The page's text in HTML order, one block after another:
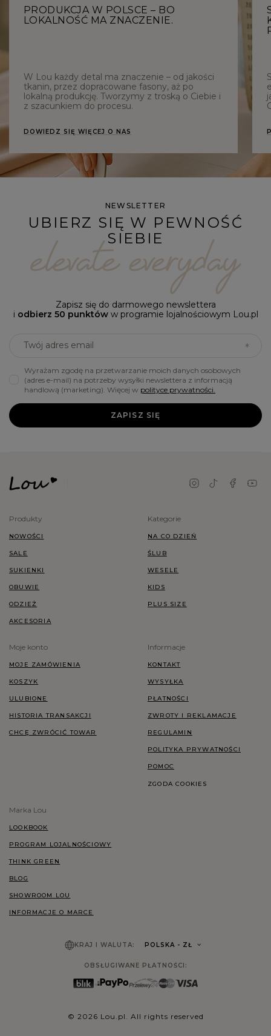
PRODUKCJA W POLSCE – BO
LOKALNOŚĆ MA ZNACZENIE.
W Lou każdy detal ma znaczenie – od jakości
tkanin, przez dopracowane fasony, aż po
lokalną produkcję. Tworzymy z troską o Ciebie i
z szacunkiem do procesu.
DOWIEDZ SIĘ WIĘCEJ O NAS
NEWSLETTER
UBIERZ SIĘ W PEWNOŚĆ
SIEBIE
Zapisz się do darmowego newslettera
i odbierz 50 punktóww programie lojalnościowym Lou.pl
Twój adres email
Wyrażam zgodę na przetwarzanie moich danych osobowych
(adres e-mail) na potrzeby wysyłki newslettera z informacją
handlową (marketing). Więcej w polityce prywatności.
ZAPISZ SIĘ
Produkty
NOWOŚCI
SALE
SUKIENKI
OBUWIE
ODZIEŻ
AKCESORIA
Kategorie
NA CO DZIEŃ
ŚLUB
WESELE
KIDS
PLUS SIZE
Moje konto
MOJE ZAMÓWIENIA
KOSZYK
ULUBIONE
HISTORIA TRANSAKCJI
CHCĘ ZWRÓCIĆ TOWAR
Informacje
KONTAKT
WYSYŁKA
PŁATNOŚCI
ZWROTY I REKLAMACJE
REGULAMIN
POLITYKA PRYWATNOŚCI
POMOC
ZGODA COOKIES
Marka Lou
LOOKBOOK
PROGRAM LOJALNOŚCIOWY
THINK GREEN
BLOG
SHOWROOM LOU
INFORMACJE O MARCE
KRAJ I WALUTA: POLSKA - ZŁ
OBSŁUGIWANE PŁATNOŚCI:
© 2026 Lou.pl. All rights reserved